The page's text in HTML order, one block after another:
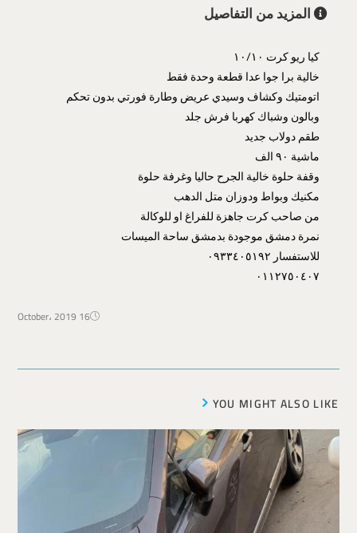
المزيد من التفاصيل
كيا ريو كرت ١٠/١٠
خالية برا جوا عدا قطعة وحدة فقط
اتومتيك وكشاف وسيدي عريض وطارة فورتي بدون تحكم
وبالون وشباك كهربا فرش جلد
طقم دولاب جديد
ماشية ٩٠ الف
وقفة حلوة خالية الجرح حاليا وغرفة حلوة
مكنيك وبواط ودوزان متل الدهب
من صاحب كرت جاهزة للفراغ او للوكالة
نمرة دمشق موجودة بدمشق ساحة الميسات
للاستفسار ٠٩٣٣٤٠٥١٩٢
٠١١٢٧٥٠٤٠٧
16 October، 2019
YOU MIGHT ALSO LIKE